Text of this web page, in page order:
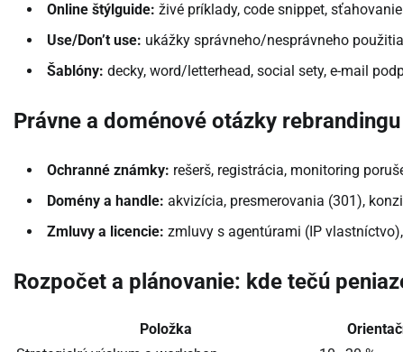
Online štýlguide: živé príklady, code snippet, sťahovanie
Use/Don’t use: ukážky správneho/nesprávneho
Šablóny: decky, word/letterhead, social sety, e-mail
Právne a doménové otázky rebrandingu
Ochranné známky: rešerš, registrácia, monitoring
Domény a handle: akvizícia, presmerovania (301),
Zmluvy a licencie: zmluvy s agentúrami (IP
Rozpočet a plánovanie: kde tečú
Položka